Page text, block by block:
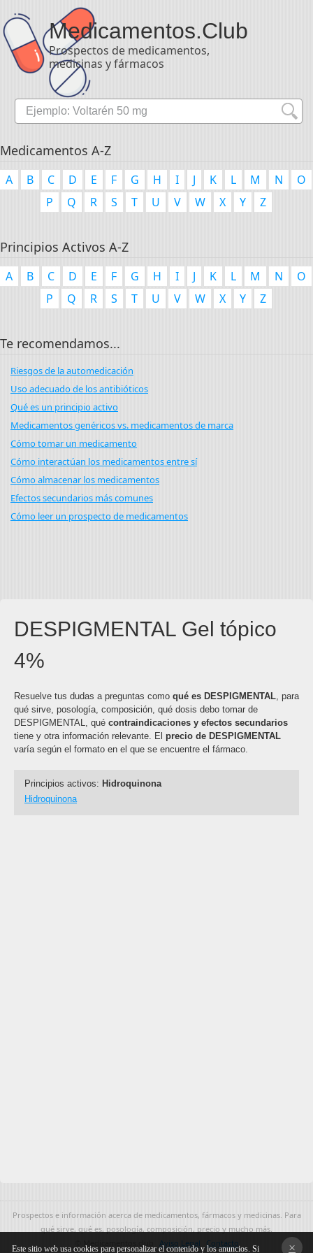
Medicamentos.Club
Prospectos de medicamentos,
medicinas y fármacos
Medicamentos A-Z
A B C D E F G H I J K L M N
O
P
Q R S T U V W X Y Z
Principios Activos A-Z
A B C D E F G H I J K L M N
O
P
Q R S T U V W X Y Z
Te recomendamos...
Riesgos de la automedicación
Uso adecuado de los antibióticos
Qué es un principio activo
Medicamentos genéricos vs. medicamentos de marca
Cómo tomar un medicamento
Cómo interactúan los medicamentos entre sí
Cómo almacenar los medicamentos
Efectos secundarios más comunes
Cómo leer un prospecto de medicamentos
DESPIGMENTAL Gel tópico
4%
Resuelve tus dudas a preguntas como qué es DESPIGMENTAL, para
qué sirve, posología, composición, qué dosis debo tomar de
DESPIGMENTAL, qué contraindicaciones y efectos secundarios
tiene y otra información relevante. El precio de DESPIGMENTAL
varía según el formato en el que se encuentre el fármaco.
Principios activos: Hidroquinona
Hidroquinona
Prospectos e información acerca de medicamentos, fármacos y medicinas. Para
qué sirve, qué es, posología, composición, precio y mucho más.
© Medicamentos.club
Aviso Legal Contacto ×
Este sitio web usa cookies para personalizar el contenido y los anuncios. Si